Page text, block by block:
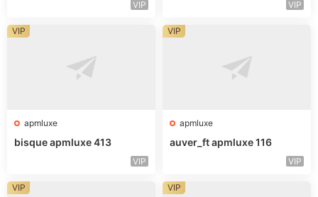
VIP VIP
apmluxe
bisque apmluxe 413
VIP
VIP
apmluxe
auver_ft apmluxe 116
VIP
VIP
VIP VIP